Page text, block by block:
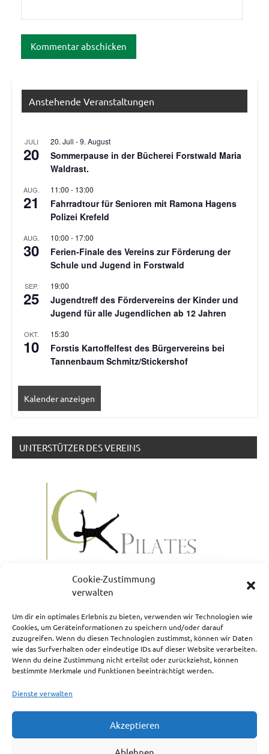
Cookie-Zustimmung
verwalten
Um dir ein optimales Erlebnis zu bieten, verwenden wir Technologien wie
Cookies, um Geräteinformationen zu speichern und/oder darauf
zuzugreifen. Wenn du diesen Technologien zustimmst, können wir Daten
wie das Surfverhalten oder eindeutige IDs auf dieser Website verarbeiten.
Wenn du deine Zustimmung nicht erteilst oder zurückziehst, können
bestimmte Merkmale und Funktionen beeinträchtigt werden.
Dienste verwalten
Akzeptieren
Ablehnen
Anstehende Veranstaltungen
JULI
20
20. Juli -9. August
Sommerpause in der Bücherei Forstwald Maria
Waldrast.
AUG.
21
11:00 - 13:00
Fahrradtour für Senioren mit Ramona Hagens
Polizei Krefeld
AUG.
30
10:00 - 17:00
Ferien-Finale des Vereins zur Förderung der
Schule und Jugend in Forstwald
SEP.
25
19:00
Jugendtreff des Fördervereins der Kinder und
Jugend für alle Jugendlichen ab 12 Jahren
OKT.
10
15:30
Forstis Kartoffelfest des Bürgervereins bei
Tannenbaum Schmitz/Stickershof
Kalender anzeigen
UNTERSTÜTZER DES VEREINS
NEWSLETTERANMELDUNG
Impressum